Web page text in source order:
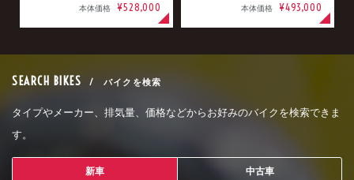
本体価格 ¥528,000 本体価格 ¥493,000
SEARCH BIKES / バイクを検索
タイプやメーカー、排気量、価格などからお好みのバイクを検索できま
す。
新車 中古車